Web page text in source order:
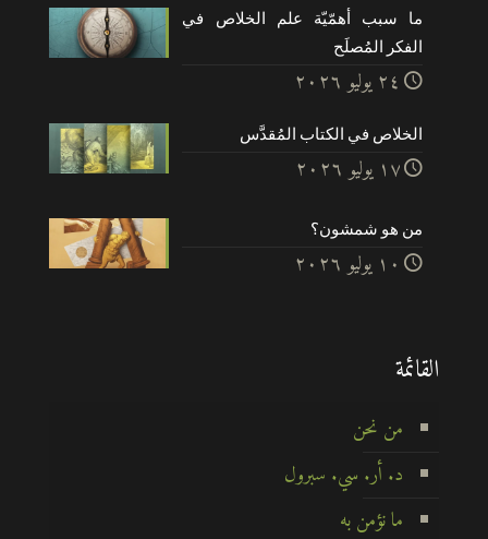
ما سبب أهمّيّة علم الخلاص في
الفكر المُصلَح
۲٤ يوليو ۲۰۲٦
الخلاص في الكتاب المُقدَّس
۱۷ يوليو ۲۰۲٦
من هو شمشون؟
۱۰ يوليو ۲۰۲٦
القائمة
من نحن
د. أر. سي. سبرول
ما نؤمن به